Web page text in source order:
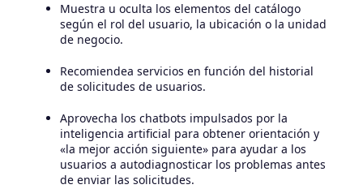
Muestra u oculta los elementos del catálogo
según el rol del usuario, la ubicación o la unidad
de negocio.
Recomiendea servicios en función del historial
de solicitudes de usuarios.
Aprovecha los chatbots impulsados por la
inteligencia artificial para obtener orientación y
«la mejor acción siguiente» para ayudar a los
usuarios a autodiagnosticar los problemas antes
de enviar las solicitudes.